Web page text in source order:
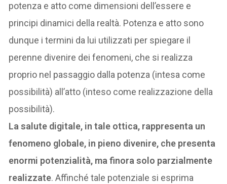
potenza e atto come dimensioni dell’essere e
principi dinamici della realtà. Potenza e atto sono
dunque i termini da lui utilizzati per spiegare il
perenne divenire dei fenomeni, che si realizza
proprio nel passaggio dalla potenza (intesa come
possibilità) all’atto (inteso come realizzazione della
possibilità).
La salute digitale, in tale ottica, rappresenta un
fenomeno globale, in pieno divenire, che presenta
enormi potenzialità, ma finora solo parzialmente
realizzate. Affinché tale potenziale si esprima